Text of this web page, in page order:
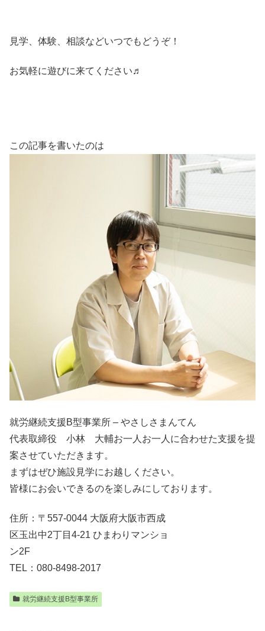
見学、体験、相談などいつでもどうぞ！
お気軽に遊びに来てください♬
この記事を書いたのは
就労継続支援B型事業所 – やさしさまんてん
代表取締役 小林 大輔お一人お一人に合わせた支援を提
案させていただきます。
まずはぜひ施設見学にお越しください。
皆様にお会いできるのを楽しみにしております。
住所：〒557-0044 大阪府大阪市西成
区玉出中2丁目4-21 ひまわりマンショ
ン2F
TEL：080-8498-2017
就労継続支援B型事業所